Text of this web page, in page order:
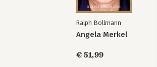
Ralph Bollmann
Angela Merkel
€ 51,99